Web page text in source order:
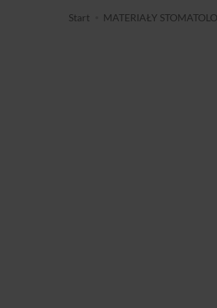
Start MATERIAŁY